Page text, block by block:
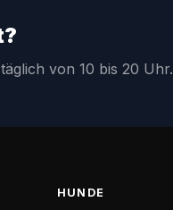
von 10 bis 20 Uhr.
HUNDE